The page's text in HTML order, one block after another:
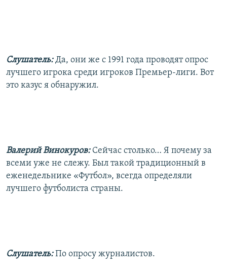
Слушатель: Да, они же с 1991 года проводят опрос
лучшего игрока среди игроков Премьер-лиги. Вот
это казус я обнаружил.
Валерий Винокуров: Сейчас столько… Я почему за
всеми уже не слежу. Был такой традиционный в
еженедельнике «Футбол», всегда определяли
лучшего футболиста страны.
Слушатель: По опросу журналистов.